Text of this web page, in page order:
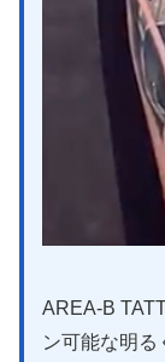
AREA-B
ン可能な明る